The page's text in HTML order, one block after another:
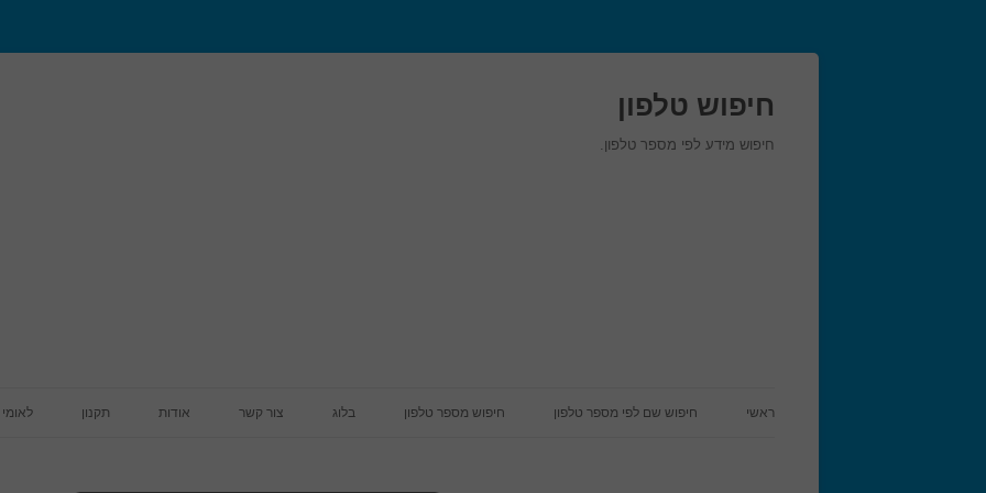
חיפוש טלפון
חיפוש מידע לפי מספר טלפון.
ראשי חיפוש שם לפי מספר טלפון חיפוש מספר טלפון בלוג צור קשר אודות תקנון